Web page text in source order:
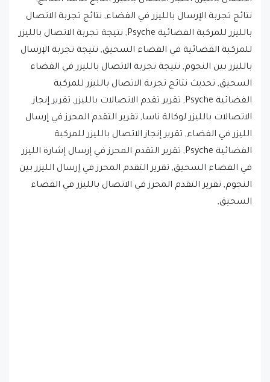
بالليزر للمركبة الفضائية Psyche, نتيجة تجربة الاتصال بالليزر
للمركبة الفضائية في الفضاء السحيق, نتيجة تجربة الإرسال
بالليزر بين النجوم, نتيجة تجربة الاتصال بالليزر في الفضاء
السحيق, تحديث نتائج تجربة الاتصال بالليزر للمركبة
الفضائية Psyche, تقرير تقدم الاتصالات بالليزر, تقرير إنجاز
الاتصالات بالليزر لوكالة ناسا, تقرير التقدم المحرز في إرسال
الليزر في الفضاء, تقرير إنجاز الاتصال بالليزر للمركبة
الفضائية Psyche, تقرير التقدم المحرز في إرسال إشارة الليزر
في الفضاء السحيق, تقرير التقدم المحرز في إرسال الليزر بين
النجوم, تقرير التقدم المحرز في الاتصال بالليزر في الفضاء
السحيق,